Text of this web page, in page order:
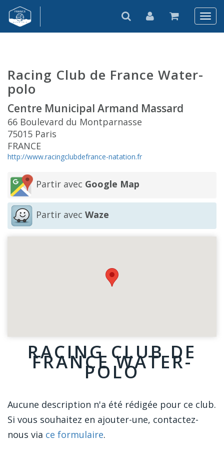
Racing Club de France Water-
polo
Centre Municipal Armand Massard
66 Boulevard du Montparnasse
75015 Paris
FRANCE
http://www.racingclubdefrance-natation.fr
Partir avec Google Map
Partir avec Waze
RACING CLUB DE
FRANCE WATER-
POLO
Aucune description n'a été rédigée pour ce club.
Si vous souhaitez en ajouter-une, contactez-
nous via ce formulaire.